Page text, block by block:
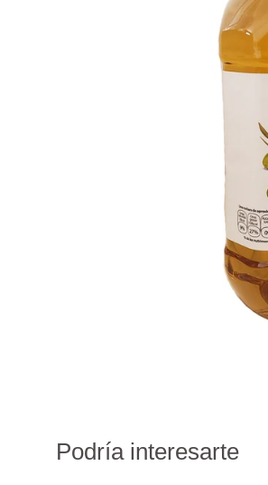
Podría interesarte